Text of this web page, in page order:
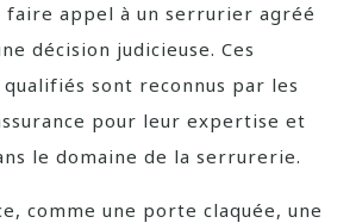
appel à un serrurier agréé
décision judicieuse. Ces
sont reconnus par les
pour leur expertise et
le domaine de la serrurerie.
comme une porte claquée, une